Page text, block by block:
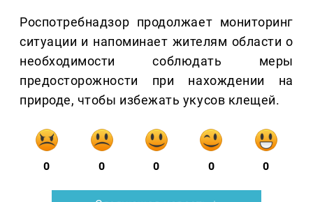
Роспотребнадзор продолжает мониторинг
ситуации и напоминает жителям области о
необходимости соблюдать меры
предосторожности при нахождении на
природе, чтобы избежать укусов клещей.
0 0 0 0 0